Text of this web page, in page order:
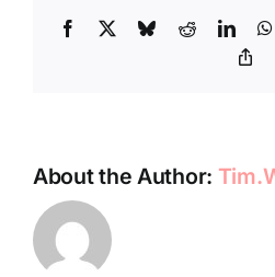
Facebook BlueskyReddit
About the Author: